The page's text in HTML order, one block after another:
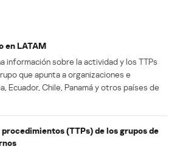
en LATAM
información sobre la actividad y los TTPs
que apunta a organizaciones e
Ecuador, Chile, Panamá y otros países de
(TTPs) de los grupos de